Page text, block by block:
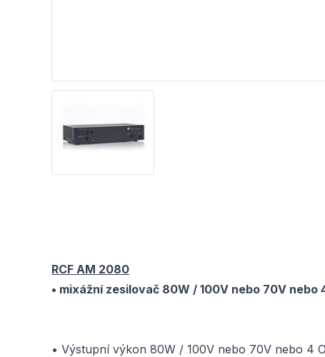
RCF AM 2080
• mixážní zesilovač 80W / 100V nebo 70V nebo
• Výstupní výkon 80W / 100V nebo 70V nebo 4